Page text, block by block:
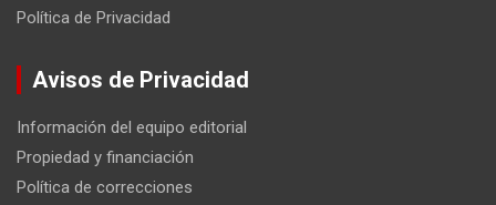
Política de Privacidad
Avisos de Privacidad
Información del equipo editorial
Propiedad y financiación
Política de correcciones